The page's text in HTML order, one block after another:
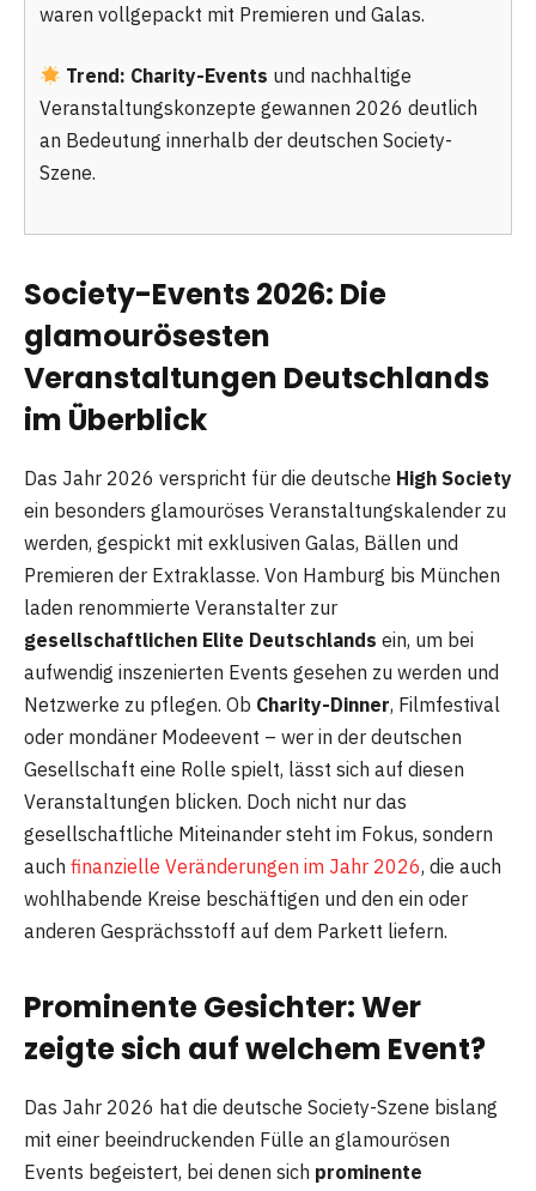
waren vollgepackt mit Premieren und Galas.
Trend: Charity-Events und nachhaltige
Veranstaltungskonzepte gewannen 2026 deutlich
an Bedeutung innerhalb der deutschen Society-
Szene.
Society-Events 2026: Die
glamourösesten
Veranstaltungen Deutschlands
im Überblick
Das Jahr 2026 verspricht für die deutsche High Society
ein besonders glamouröses Veranstaltungskalender zu
werden, gespickt mit exklusiven Galas, Bällen und
Premieren der Extraklasse. Von Hamburg bis München
laden renommierte Veranstalter zur
gesellschaftlichen Elite Deutschlands ein, um bei
aufwendig inszenierten Events gesehen zu werden und
Netzwerke zu pflegen. Ob Charity-Dinner, Filmfestival
oder mondäner Modeevent – wer in der deutschen
Gesellschaft eine Rolle spielt, lässt sich auf diesen
Veranstaltungen blicken. Doch nicht nur das
gesellschaftliche Miteinander steht im Fokus, sondern
auch finanzielle Veränderungen im Jahr 2026, die auch
wohlhabende Kreise beschäftigen und den ein oder
anderen Gesprächsstoff auf dem Parkett liefern.
Prominente Gesichter: Wer
zeigte sich auf welchem Event?
Das Jahr 2026 hat die deutsche Society-Szene bislang
mit einer beeindruckenden Fülle an glamourösen
Events begeistert, bei denen sich prominente